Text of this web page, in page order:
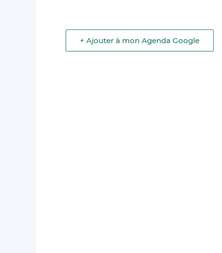
+ Ajouter à mon Agenda Google